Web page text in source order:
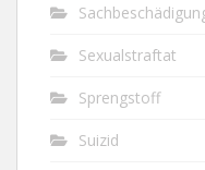
Sexualstraftat
Sprengstoff
Suizid